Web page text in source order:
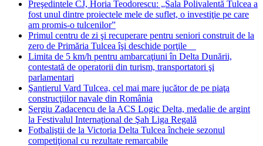
Preşedintele CJ, Horia Teodorescu: „Sala Polivalentă Tulcea a
fost unul dintre proiectele mele de suflet, o investiţie pe care
am promis-o tulcenilor”
Primul centru de zi şi recuperare pentru seniori construit de la
zero de Primăria Tulcea îşi deschide porţile
Limita de 5 km/h pentru ambarcaţiuni în Delta Dunării,
contestată de operatorii din turism, transportatori şi
parlamentari
Şantierul Vard Tulcea, cel mai mare jucător de pe piaţa
construcţiilor navale din România
Sergiu Zadacencu de la ACS Logic Delta, medalie de argint
la Festivalul Internaţional de Şah Liga Regală
Fotbaliştii de la Victoria Delta Tulcea încheie sezonul
competiţional cu rezultate remarcabile